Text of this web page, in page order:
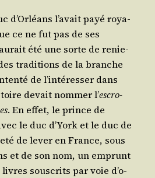
d’Or­léans l’a­vait payé roya­
ce ne fut pas de ses
été une sorte de renie­
tra­di­tions de la branche
de l’in­té­res­ser dans
devait nom­mer l’escro­
. En effet, le prince de
le duc d’York et le duc de
de lever en France, sous
et de son nom, un emprunt
sous­crits par voie d’o­